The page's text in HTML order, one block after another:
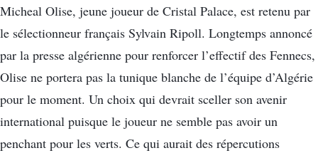
Micheal Olise, jeune joueur de Cristal Palace, est retenu par
le sélectionneur français Sylvain Ripoll. Longtemps annoncé
par la presse algérienne pour renforcer l’effectif des Fennecs,
Olise ne portera pas la tunique blanche de l’équipe d’Algérie
pour le moment. Un choix qui devrait sceller son avenir
international puisque le joueur ne semble pas avoir un
penchant pour les verts. Ce qui aurait des répercutions